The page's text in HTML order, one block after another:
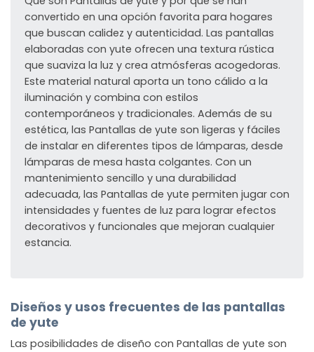
convertido en una opción favorita para hogares
que buscan calidez y autenticidad. Las pantallas
elaboradas con yute ofrecen una textura rústica
que suaviza la luz y crea atmósferas acogedoras.
Este material natural aporta un tono cálido a la
iluminación y combina con estilos
contemporáneos y tradicionales. Además de su
estética, las Pantallas de yute son ligeras y fáciles
de instalar en diferentes tipos de lámparas, desde
lámparas de mesa hasta colgantes. Con un
mantenimiento sencillo y una durabilidad
adecuada, las Pantallas de yute permiten jugar con
intensidades y fuentes de luz para lograr efectos
decorativos y funcionales que mejoran cualquier
estancia.
Diseños y usos frecuentes de las pantallas
de yute
Las posibilidades de diseño con Pantallas de yute son